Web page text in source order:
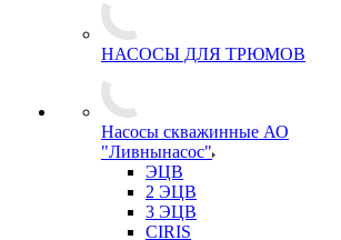
НАСОСЫ ДЛЯ ТРЮМОВ
Насосы скважинные АО
"Ливнынасос"
ЭЦВ
2 ЭЦВ
3 ЭЦВ
CIRIS